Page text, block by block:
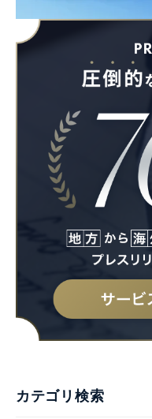
カテゴリ検索